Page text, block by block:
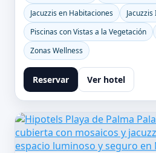
Jacuzzis en Habitaciones
Piscinas con Vistas a la Vegetación
Zonas Wellness
Reservar Ver hotel